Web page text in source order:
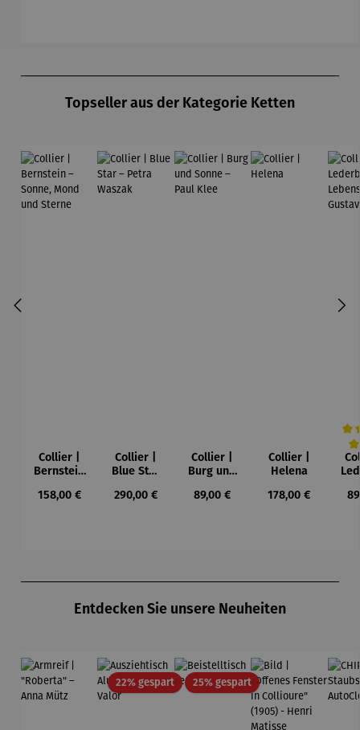
Topseller aus der Kategorie Ketten
Collier |
Bernstein
Mond und
Regulärer Preis:
158,00 €
Collier |
Blue Star
Waszak
Regulärer Preis:
290,00 €
Collier |
Burg und
Paul Klee
Regulärer Preis:
89,00 €
Collier |
Helena
Regulärer Preis:
178,00 €
Entdecken Sie unsere Neuheiten
22% gespartRabatt25% gespartRabatt